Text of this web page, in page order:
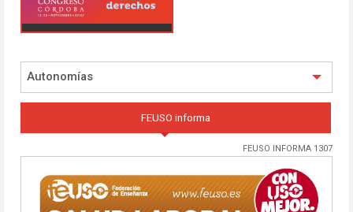
Autonomías
FEUSO informa
FEUSO INFORMA 1307